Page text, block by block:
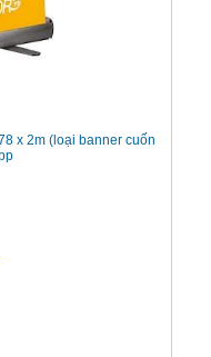
x 2m (loại banner cuốn